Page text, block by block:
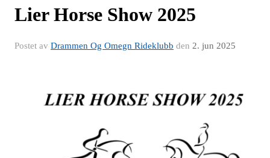
Lier Horse Show 2025
Postet av Drammen Og Omegn Rideklubb den 2. jun 2025